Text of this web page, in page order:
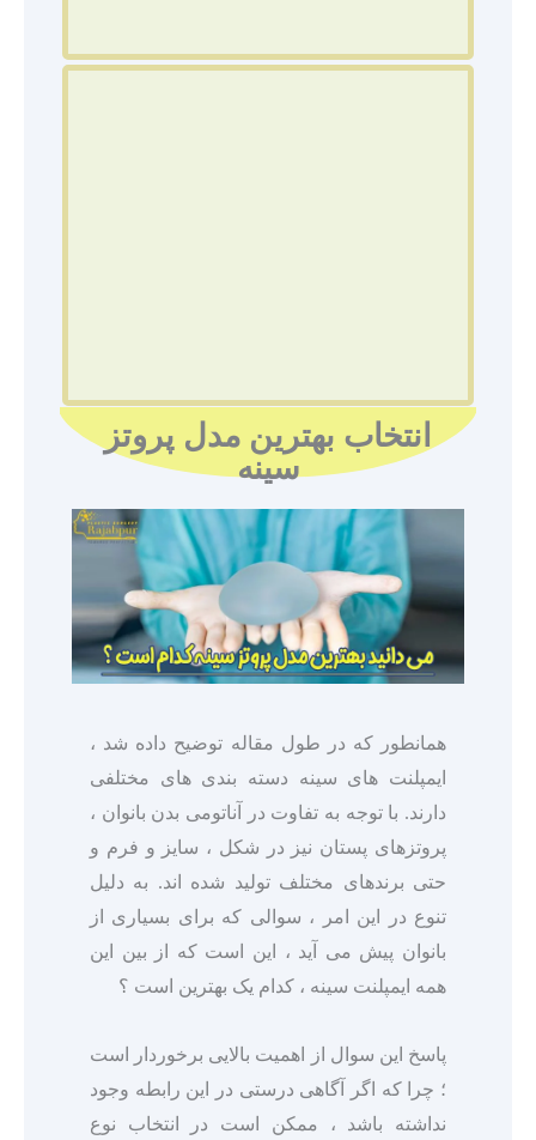
انتخاب بهترین مدل پروتز
سینه
همانطور که در طول مقاله توضیح داده شد ،
ایمپلنت های سینه دسته بندی های مختلفی
دارند. با توجه به تفاوت در آناتومی بدن بانوان ،
پروتزهای پستان نیز در شکل ، سایز و فرم و
حتی برندهای مختلف تولید شده اند. به دلیل
تنوع در این امر ، سوالی که برای بسیاری از
بانوان پیش می آید ، این است که از بین این
همه ایمپلنت سینه ، کدام یک بهترین است ؟
پاسخ این سوال از اهمیت بالایی برخوردار است
؛ چرا که اگر آگاهی درستی در این رابطه وجود
نداشته باشد ، ممکن است در انتخاب نوع